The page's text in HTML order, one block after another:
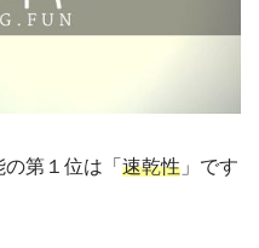
第１位は「 速乾性 」です